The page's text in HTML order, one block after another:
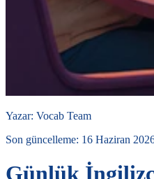
Yazar: Vocab Team
Son güncelleme: 16 Haziran
Günlük